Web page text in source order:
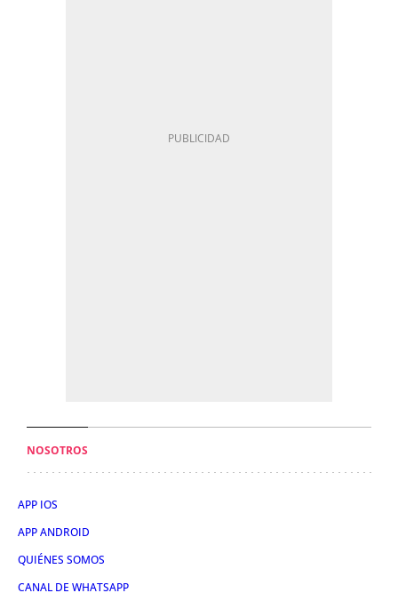
NOSOTROS
APP IOS
APP ANDROID
QUIÉNES SOMOS
CANAL DE WHATSAPP